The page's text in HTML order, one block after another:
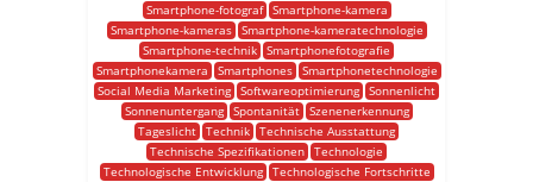
Smartphone-fotograf
Smartphone-kamera
Smartphone-kameras
Smartphone-kameratechnologie
Smartphone-technik Smartphonefotografie
Smartphonekamera
Smartphones
Smartphonetechnologie
Social Media Marketing Softwareoptimierung Sonnenlicht
Sonnenuntergang
Spontanität
Szenenerkennung
Tageslicht Technik Technische Ausstattung
Technische Spezifikationen Technologie
Technologische Entwicklung
Technologische Fortschritte